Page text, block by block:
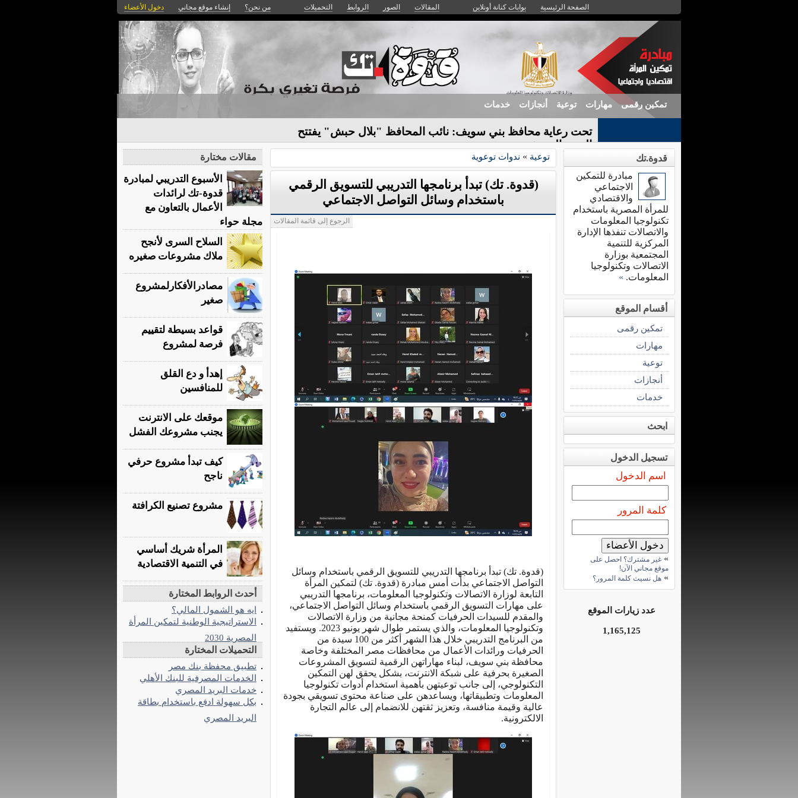
الصفحة الرئيسية بوابات كنانة أونلاين المقالات الصور الروابط التحميلات من نحن؟ إنشاء موقع مجاني دخول الأعضاء
تمكين رقمى مهارات توعية أنجازات خدمات
تحت رعاية محافظ بني سويف: نائب المحافظ "بلال حبش" يفتتح
الندوة التعريفية بمبادرة "قدو-
توعية » ندوات توعوية
(قدوة. تك) تبدأ برنامجها التدريبي للتسويق الرقمي
باستخدام وسائل التواصل الاجتماعي
الرجوع إلى قائمة المقالات
(قدوة. تك) تبدأ برنامجها التدريبي للتسويق الرقمي باستخدام وسائل
التواصل الاجتماعي بدأت أمس مبادرة (قدوة. تك) لتمكين المرأة
التابعة لوزارة الاتصالات وتكنولوجيا المعلومات، برنامجها التدريبي
على مهارات التسويق الرقمي باستخدام وسائل التواصل الاجتماعي،
والمقدم للسيدات الحرفيات كمنحة مجانية من وزارة الاتصالات
وتكنولوجيا المعلومات، والذي يستمر طوال شهر يونيو 2023. ويستفيد
من البرنامج التدريبي خلال هذا الشهر
أكثر من 100 سيدة من
الحرفيات ورائدات الأعمال من محافظات مصر المختلفة وخاصة
محافظة بني سويف، لبناء مهاراتهن الرقمية لتسويق المشروعات
الصغيرة بحرفية على شبكة الانترنت، بشكل يحقق لهن التمكين
التكنولوجي، إلى جانب توعيتهن بأهمية استخدام أدوات تكنولوجيا
المعلومات وتطبيقاتها، ويساعدهن على صناعة محتوى تسويقي بجودة
عالية وقيمة منافسة، وتعزيز ثقتهن للانضمام إلى عالم التجارة
الالكترونية.
قدوة.تك
مبادرة للتمكين
الاجتماعي
والاقتصادي
للمرأة المصرية باستخدام
تكنولوجيا المعلومات
والاتصالات تنفذها الإدارة
المركزية للتنمية
المجتمعية بوزارة
الاتصالات وتكنولوجيا
المعلومات. »
أقسام الموقع
تمكين رقمى
مهارات
توعية
أنجازات
خدمات
ابحث
تسجيل الدخول
اسم الدخول
كلمة المرور
» غير مشترك؟ احصل على
موقع مجاني الآن!
» هل نسيت كلمة المرور؟
عدد زيارات الموقع
1,165,125
مقالات مختارة
الأسبوع التدريبي لمبادرة
قدوة-تك لرائدات
الأعمال بالتعاون مع
مجلة حواء
السلاح السرى لأنجح
ملاك مشروعات صغيره
مصادرالأفكارلمشروع
صغير
قواعد بسيطة لتقييم
فرصة لمشروع
إهدأ و دع القلق
للمنافسين
موقعك على الانترنت
يجنب مشروعك الفشل
كيف تبدأ مشروع حرفي
ناجح
مشروع تصنيع الكرافتة
المرأة شريك أساسي
في التنمية الاقتصادية
أحدث الروابط المختارة
ايه هو الشمول المالي؟
الاستراتيجية الوطنية لتمكين المرأة
المصرية 2030
التحميلات المختارة
تطبيق محفظة بنك مصر
الخدمات المصرفية للبنك الأهلي
خدمات البريد المصري
بكل سهولة ادفع باستخدام بطاقة
البريد المصري